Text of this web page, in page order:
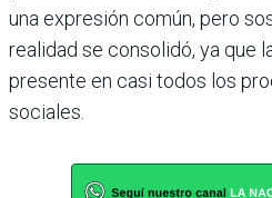
una expresión común, pero
realidad se consolidó, ya que
presente en casi todos los
sociales.